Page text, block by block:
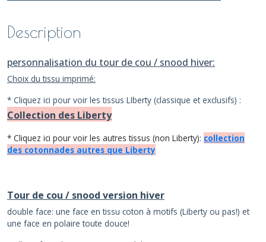
Description
personnalisation du tour de cou / snood hiver:
Choix du tissu imprimé:
* Cliquez ici pour voir les tissus LIberty (classique et exclusifs) :
Collection des Liberty
* Cliquez ici pour voir les autres tissus (non Liberty): collection
des cotonnades autres que Liberty
Tour de cou / snood version hiver
double face: une face en tissu coton à motifs (Liberty ou pas!) et
une face en polaire toute douce!